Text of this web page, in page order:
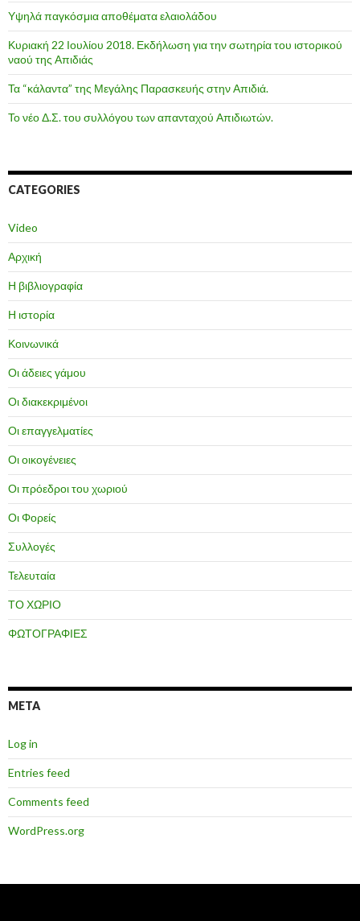
Υψηλά παγκόσμια αποθέματα ελαιολάδου
Κυριακή 22 Ιουλίου 2018. Εκδήλωση για την σωτηρία του ιστορικού
ναού της Απιδιάς
Τα “κάλαντα” της Μεγάλης Παρασκευής στην Απιδιά.
Το νέο Δ.Σ. του συλλόγου των απανταχού Απιδιωτών.
CATEGORIES
Video
Αρχική
Η βιβλιογραφία
Η ιστορία
Κοινωνικά
Οι άδειες γάμου
Οι διακεκριμένοι
Οι επαγγελματίες
Οι οικογένειες
Οι πρόεδροι του χωριού
Οι Φορείς
Συλλογές
Τελευταία
ΤΟ ΧΩΡΙΟ
ΦΩΤΟΓΡΑΦΙΕΣ
META
Log in
Entries feed
Comments feed
WordPress.org